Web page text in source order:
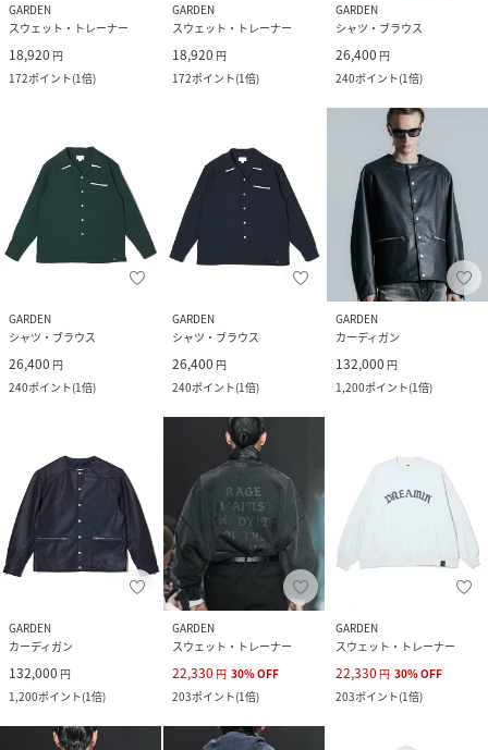
GARDEN
スウェット・トレーナー
18,920 円
172ポイント(1倍)
GARDEN
スウェット・トレーナー
18,920 円
172ポイント(1倍)
GARDEN
シャツ・ブラウス
26,400 円
240ポイント(1倍)
GARDEN
シャツ・ブラウス
26,400 円
240ポイント(1倍)
GARDEN
シャツ・ブラウス
26,400 円
240ポイント(1倍)
GARDEN
カーディガン
132,000 円
1,200ポイント(1倍)
GARDEN
カーディガン
132,000 円
1,200ポイント(1倍)
GARDEN
スウェット・トレーナー
22,330 円 30%OFF
203ポイント(1倍)
GARDEN
スウェット・トレーナー
22,330 円 30%OFF
203ポイント(1倍)